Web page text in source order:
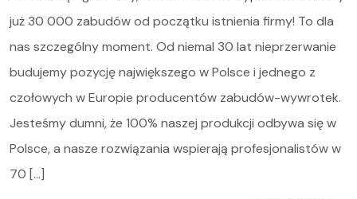
już 30 000 zabudów od początku istnienia firmy! To dla
nas szczególny moment. Od niemal 30 lat nieprzerwanie
budujemy pozycję największego w Polsce i jednego z
czołowych w Europie producentów zabudów-wywrotek.
Jesteśmy dumni, że 100% naszej produkcji odbywa się w
Polsce, a nasze rozwiązania wspierają profesjonalistów w
70 […]